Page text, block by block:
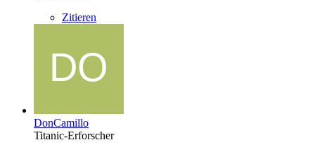
Zitieren
DonCamillo
Titanic-Erforscher